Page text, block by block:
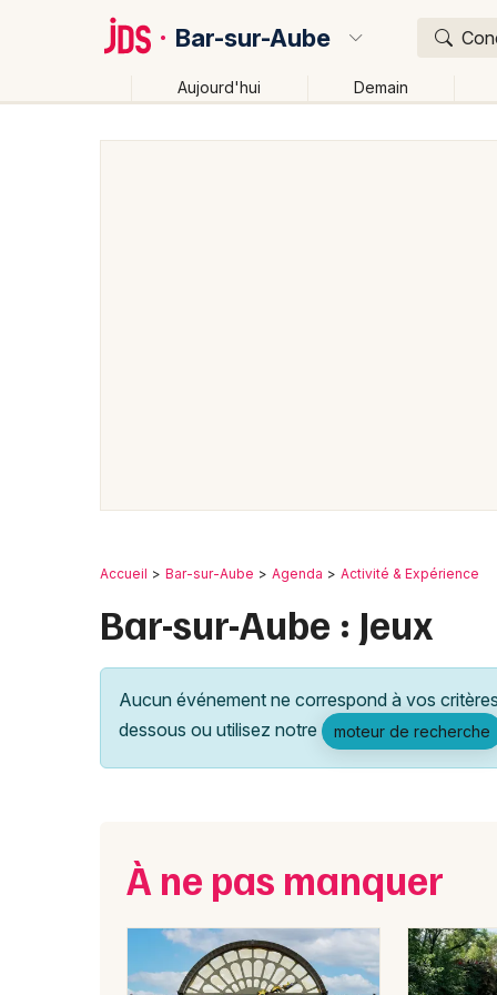
Bar-sur-Aube
Aujourd'hui Demain
Accueil Bar-sur-Aube Agenda Activité & Expérience
Bar-sur-Aube : Jeux
Aucun événement ne correspond à vos
dessous ou utilisez notre
moteur de recherche
À ne pas manquer